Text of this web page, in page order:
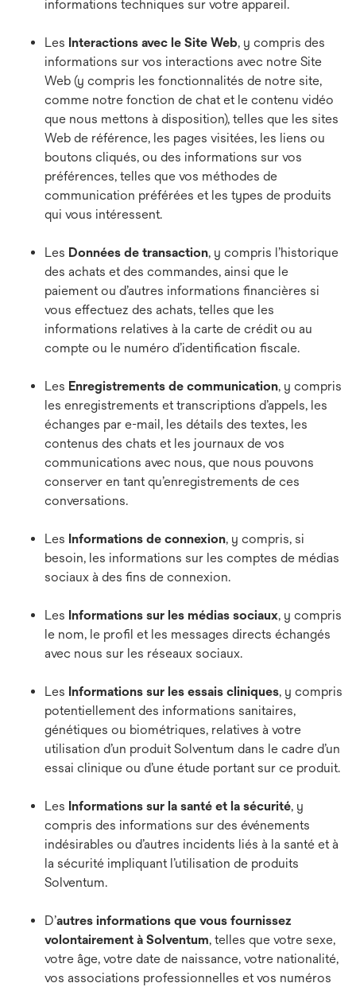
informations techniques sur votre appareil.
Les Interactions avec le Site Web, y compris des
informations sur vos interactions avec notre Site
Web (y compris les fonctionnalités de notre site,
comme notre fonction de chat et le contenu vidéo
que nous mettons à disposition), telles que les sites
Web de référence, les pages visitées, les liens ou
boutons cliqués, ou des informations sur vos
préférences, telles que vos méthodes de
communication préférées et les types de produits
qui vous intéressent.
Les Données de transaction, y compris l’historique
des achats et des commandes, ainsi que le
paiement ou d’autres informations financières si
vous effectuez des achats, telles que les
informations relatives à la carte de crédit ou au
compte ou le numéro d’identification fiscale.
Les Enregistrements de communication, y compris
les enregistrements et transcriptions d’appels, les
échanges par e-mail, les détails des textes, les
contenus des chats et les journaux de vos
communications avec nous, que nous pouvons
conserver en tant qu’enregistrements de ces
conversations.
Les Informations de connexion, y compris, si
besoin, les informations sur les comptes de médias
sociaux à des fins de connexion.
Les Informations sur les médias sociaux, y compris
le nom, le profil et les messages directs échangés
avec nous sur les réseaux sociaux.
Les Informations sur les essais cliniques, y compris
potentiellement des informations sanitaires,
génétiques ou biométriques, relatives à votre
utilisation d’un produit Solventum dans le cadre d’un
essai clinique ou d’une étude portant sur ce produit.
Les Informations sur la santé et la sécurité, y
compris des informations sur des événements
indésirables ou d’autres incidents liés à la santé et à
la sécurité impliquant l’utilisation de produits
Solventum.
D’autres informations que vous fournissez
volontairement à Solventum, telles que votre sexe,
votre âge, votre date de naissance, votre nationalité,
vos associations professionnelles et vos numéros